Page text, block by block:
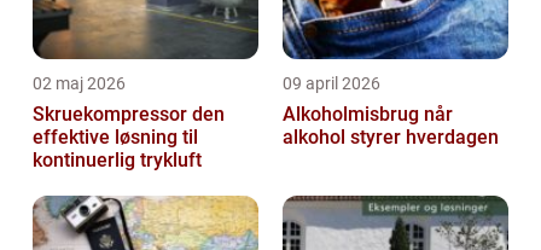
02 maj 2026
Skruekompressor den
effektive løsning til
kontinuerlig trykluft
09 april 2026
Alkoholmisbrug når
alkohol styrer hverdagen